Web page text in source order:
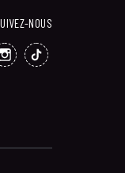
NOUS
INSTAGRAM
TIKTOK